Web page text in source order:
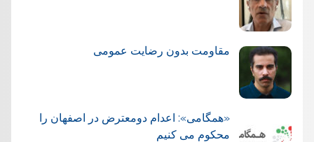
مقاومت بدون رضایت عمومی
«همگامی»: اعدام دومعترض در اصفهان را
محکوم می کنیم